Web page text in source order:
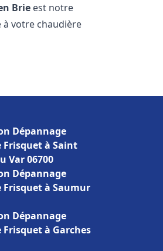
Brie est notre
votre chaudière
Dépannage
Frisquet à Saint
Var 06700
Dépannage
Frisquet à Saumur
Dépannage
à Garches